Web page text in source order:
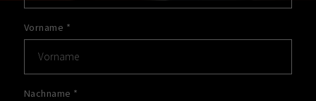
Vorname *
Nachname *